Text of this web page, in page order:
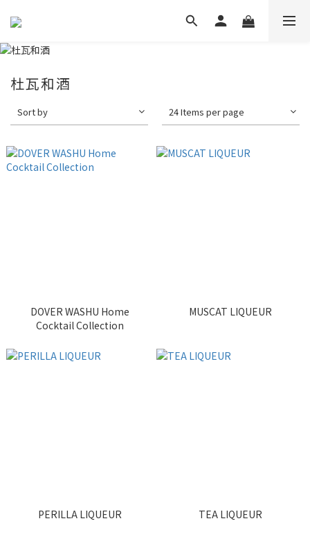
杜瓦和酒
Sort by 24 Items per page
DOVER WASHU Home
Cocktail Collection
MUSCAT LIQUEUR
PERILLA LIQUEUR TEA LIQUEUR